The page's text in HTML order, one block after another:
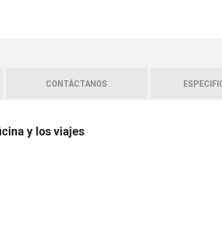
CONTÁCTANOS
y los viajes